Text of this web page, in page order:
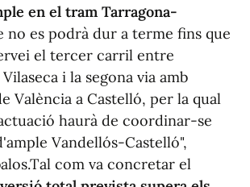
en el tram Tarragona-
no es podrà dur a terme fins que
el tercer carril entre
i la segona via amb
València a Castelló, per la qual
haurà de coordinar-se
Vandellós-Castelló",
com va concretar el